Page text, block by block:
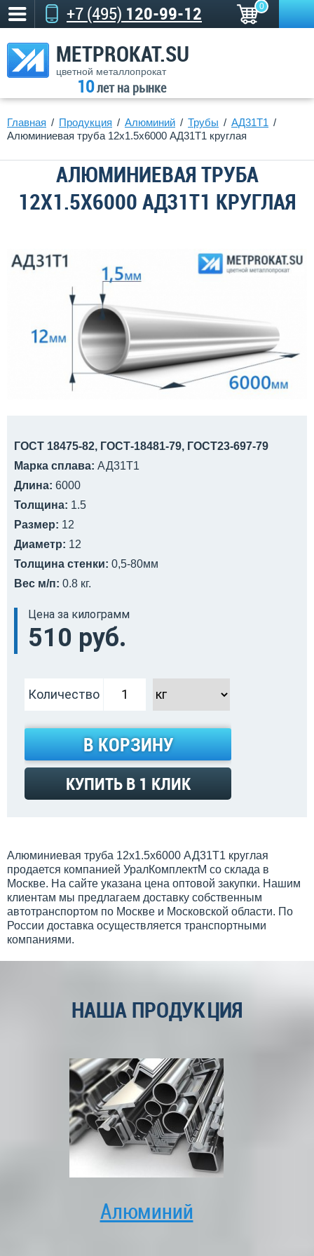
+7 (495) 120-99-12 0
METPROKAT.SU
цветной металлопрокат
10лет на рынке
Главная Продукция Алюминий Трубы
АД31Т1
Алюминиевая труба 12х1.5х6000 АД31Т1 круглая
АЛЮМИНИЕВАЯ ТРУБА
12Х1.5Х6000 АД31Т1 КРУГЛАЯ
ГОСТ 18475-82, ГОСТ-18481-79, ГОСТ23-697-79
Марка сплава: АД31Т1
Длина: 6000
Толщина: 1.5
Размер: 12
Диаметр: 12
Толщина стенки: 0,5-80мм
Вес м/п: 0.8 кг.
Цена за килограмм
510 руб.
Количество
В КОРЗИНУ
КУПИТЬ В 1 КЛИК
Алюминиевая труба 12х1.5х6000 АД31Т1 круглая
продается компанией УралКомплектМ со склада в
Москве. На сайте указана цена оптовой закупки. Нашим
клиентам мы предлагаем доставку собственным
автотранспортом по Москве и Московской области. По
России доставка осуществляется транспортными
компаниями.
НАША ПРОДУКЦИЯ
Алюминий